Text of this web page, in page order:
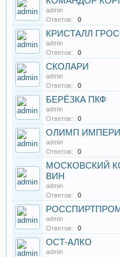
admin
Ответов:
0
КРИСТАЛЛ
admin
Ответов:
0
СКОЛАРИ
admin
Ответов:
0
БЕРЁЗКА ПКФ
admin
Ответов:
0
ОЛИМП
admin
Ответов:
0
МОСКОВСКИЙ
ВИН
admin
Ответов:
0
РОССПИРТПРОМ
admin
Ответов:
0
ОСТ-АЛКО
admin